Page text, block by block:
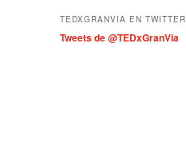
a
s
TEDXGRANVIA EN TWITTER
Tweets de @TEDxGranVia